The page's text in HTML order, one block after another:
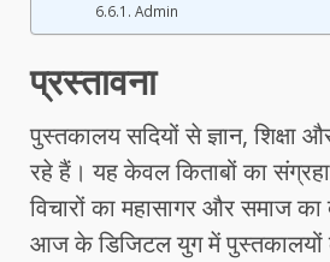
Admin
प्रस्तावना
पुस्तकालय सदियों से ज्ञान,
रहे हैं। यह केवल किताबों का
विचारों का महासागर और समाज
आज के डिजिटल युग में पुस्तकालयों